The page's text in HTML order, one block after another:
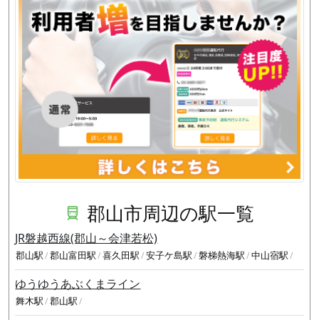
郡山市周辺の駅一覧
JR磐越西線(郡山～会津若松)
郡山駅 郡山富田駅 喜久田駅 安子ケ島駅 磐梯熱海駅 中山宿駅
ゆうゆうあぶくまライン
舞木駅 郡山駅